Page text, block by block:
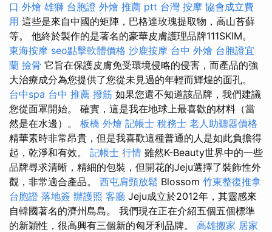
口 外燴 雄獅 台胞證 外燴 推薦 ptt 台灣 按摩 協會成立費
用 這些是來自中國的矩陣，巴格達玫瑰提取物，高山苔蘚
等。 他終於製作的是著名的豪華皮膚護理品牌111SKIM。
東海按摩 seo點擊軟體價格 沙鹿按摩 台中 外燴 台胞證宜
蘭 撿骨 它旨在保護皮膚免受環境侵略的侵害，而產品的強
大治療成分為您提供了您從未見過的年輕而輝煌的面孔。
台中spa 台中 推薦 撥筋 如果您還不知道該品牌，我們建議
您從面罩開始。 確實，這是我在地球上最喜歡的材料（當
然是在水邊）。 板橋 外燴 記帳士 稅務士 老人助聽器價格
精華素時非常昂貴，但是我喜歡這種普通的人是如此負擔得
起，乾淨和有效。 記帳士 行情 雖然K-Beauty世界中的一些
品牌尋求清晰，精細的包裝，但開花的Jeju選擇了裝飾性外
觀，非常適合產品。 西屯肩頸放鬆 Blossom 竹東整復推拿
台胞證 落地簽 辦護照 客廳 Jeju成立於2012年，其靈感來
自韓國著名的濟州島島。 我們現在正在介紹五個五個標準
的新穎性，很高興有三個新的匈牙利品牌。 高雄搬家 居家